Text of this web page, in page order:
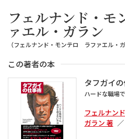
フェルナンド・モ
ァエル・ガラン
（フェルナンド・モンテロ ラファエル・ガ
この著者の本
タフガイ
ハードな職場
フェルナン
ガラン 著